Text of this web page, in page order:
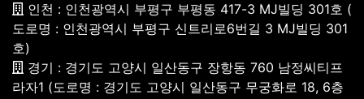
인천 : 인천광역시 부평구 부평동 417-3 MJ빌딩 301호 (
도로명 : 인천광역시 부평구 신트리로6번길 3 MJ빌딩 301
호)
경기 : 경기도 고양시 일산동구 장항동 760 남정씨티프
라자1 (도로명 : 경기도 고양시 일산동구 무궁화로 18, 6층